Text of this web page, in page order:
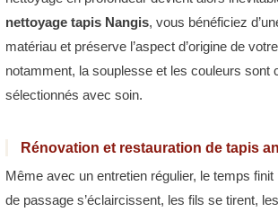
nettoyage tapis Nangis, vous bénéficiez
matériau et préserve l’aspect d’origine de
notamment, la souplesse et les couleurs sont
sélectionnés avec soin.
Rénovation et restauration de tapis
Même avec un entretien régulier, le temps
de passage s’éclaircissent, les fils se tirent,